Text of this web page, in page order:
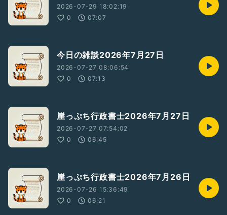
2026-07-29 18:02:19
0
07:07
今日の雑談2026年7月27日
2026-07-27 08:06:54
0
07:13
崖っぷち行政書士2026年7月27日
2026-07-27 07:54:02
0
06:45
崖っぷち行政書士2026年7月26日
2026-07-26 15:36:49
0
06:21